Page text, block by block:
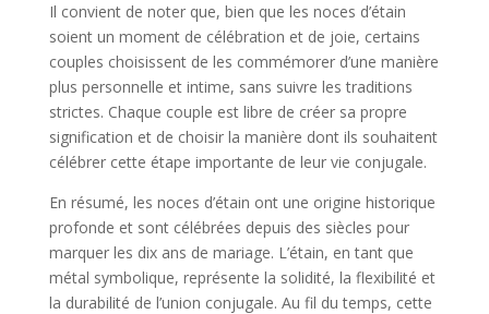
Il convient de noter que, bien que les noces d’étain
soient un moment de célébration et de joie, certains
couples choisissent de les commémorer d’une manière
plus personnelle et intime, sans suivre les traditions
strictes. Chaque couple est libre de créer sa propre
signification et de choisir la manière dont ils souhaitent
célébrer cette étape importante de leur vie conjugale.
En résumé, les noces d’étain ont une origine historique
profonde et sont célébrées depuis des siècles pour
marquer les dix ans de mariage. L’étain, en tant que
métal symbolique, représente la solidité, la flexibilité et
la durabilité de l’union conjugale. Au fil du temps, cette